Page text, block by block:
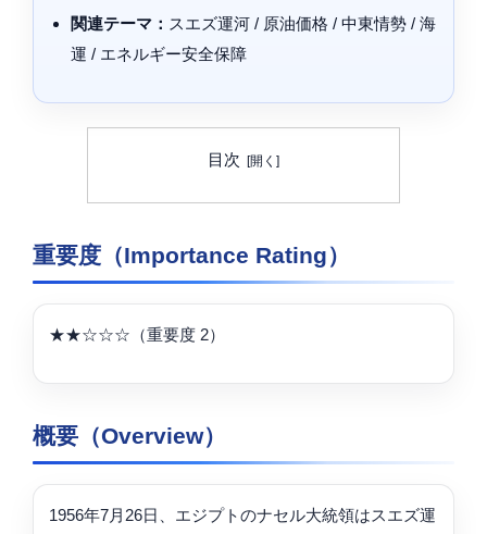
関連テーマ： スエズ運河 / 原油価格 / 中東情勢 / 海
運 / エネルギー安全保障
目次
重要度（Importance Rating）
★★☆☆☆（重要度 2）
概要（Overview）
1956年7月26日、エジプトのナセル大統領はスエズ運